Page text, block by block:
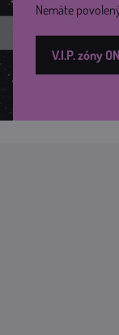
Nemáte
V.I.P. zóny